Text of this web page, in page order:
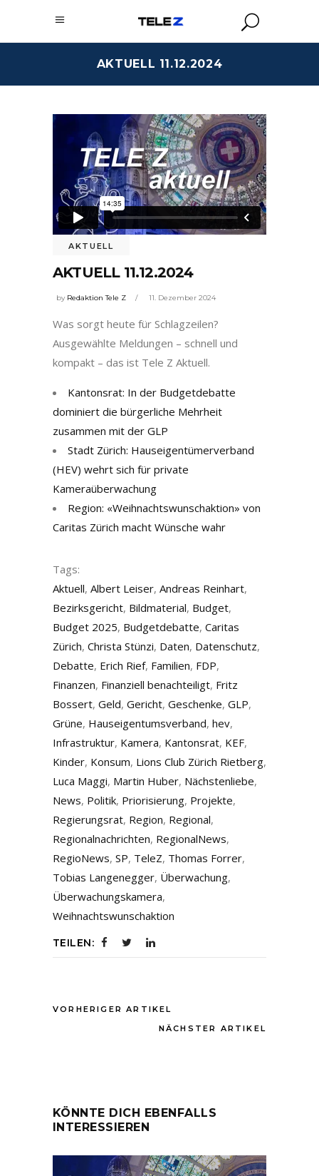
AKTUELL 11.12.2024
AKTUELL
AKTUELL 11.12.2024
by Redaktion Tele Z 11. Dezember 2024
Was sorgt heute für Schlagzeilen?
Ausgewählte Meldungen – schnell und
kompakt – das ist Tele Z Aktuell.
Kantonsrat: In der Budgetdebatte
dominiert die bürgerliche Mehrheit
zusammen mit der GLP
Stadt Zürich: Hauseigentümerverband
(HEV) wehrt sich für private
Kameraüberwachung
Region: «Weihnachtswunschaktion» von
Caritas Zürich macht Wünsche wahr
Tags:
Aktuell, Albert Leiser, Andreas Reinhart,
Bezirksgericht, Bildmaterial, Budget,
Budget 2025, Budgetdebatte, Caritas
Zürich, Christa Stünzi, Daten, Datenschutz,
Debatte, Erich Rief, Familien, FDP,
Finanzen, Finanziell benachteiligt, Fritz
Bossert, Geld, Gericht, Geschenke, GLP,
Grüne, Hauseigentumsverband, hev,
Infrastruktur, Kamera, Kantonsrat, KEF,
Kinder, Konsum, Lions Club Zürich Rietberg,
Luca Maggi, Martin Huber, Nächstenliebe,
News, Politik, Priorisierung, Projekte,
Regierungsrat, Region, Regional,
Regionalnachrichten, RegionalNews,
RegioNews, SP, TeleZ, Thomas Forrer,
Tobias Langenegger, Überwachung,
Überwachungskamera,
Weihnachtswunschaktion
TEILEN:
VORHERIGER ARTIKEL
NÄCHSTER ARTIKEL
KÖNNTE DICH EBENFALLS
INTERESSIEREN